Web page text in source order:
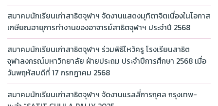
สมาคมนักเรียนเก่าสาธิตจุฬาฯ จัดงานแสดงมุทิตาจิตเนื่องในโอกาส
เกษียณอายุการทำงานของอาจารย์สาธิตจุฬาฯ ประจำปี 2568
สมาคมนักเรียนเก่าสาธิตจุฬาฯ ร่วมพิธีไหว้ครู โรงเรียนสาธิต
จุฬาลงกรณ์มหาวิทยาลัย ฝ่ายประถม ประจำปีการศึกษา 2568 เมื่อ
วันพฤหัสบดีที่ 17 กรกฎาคม 2568
สมาคมนักเรียนเก่าสาธิตจุฬาฯ จัดงานแรลลี่การกุศล กรุงเทพ-